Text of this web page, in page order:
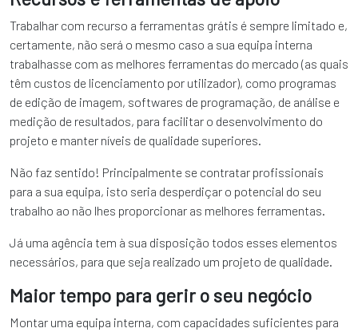
Trabalhar com recurso a ferramentas grátis é sempre limitado e,
certamente, não será o mesmo caso a sua equipa interna
trabalhasse com as melhores ferramentas do mercado (as quais
têm custos de licenciamento por utilizador), como programas
de edição de imagem, softwares de programação, de análise e
medição de resultados, para facilitar o desenvolvimento do
projeto e manter níveis de qualidade superiores.
Não faz sentido! Principalmente se contratar profissionais
para a sua equipa, isto seria desperdiçar o potencial do seu
trabalho ao não lhes proporcionar as melhores ferramentas.
Já uma agência tem à sua disposição todos esses elementos
necessários, para que seja realizado um projeto de qualidade.
Maior tempo para gerir o seu negócio
Montar uma equipa interna, com capacidades suficientes para